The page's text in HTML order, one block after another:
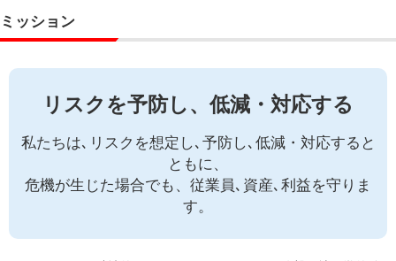
ミッション
リスクを予防し、低減・対応する
私たちは､リスクを想定し､予防し､低減・対応すると
ともに、
危機が生じた場合でも、従業員､資産､利益を守りま
す。